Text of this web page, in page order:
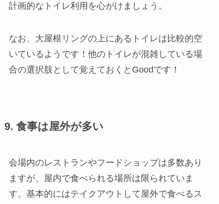
計画的なトイレ利用を心がけましょう。
なお、大屋根リングの上にあるトイレは比較的空
いているようです！他のトイレが混雑している場
合の選択肢として覚えておくとGoodです！
9. 食事は屋外が多い
会場内のレストランやフードショップは多数あり
ますが、屋内で食べられる場所は限られていま
す。基本的にはテイクアウトして屋外で食べるス